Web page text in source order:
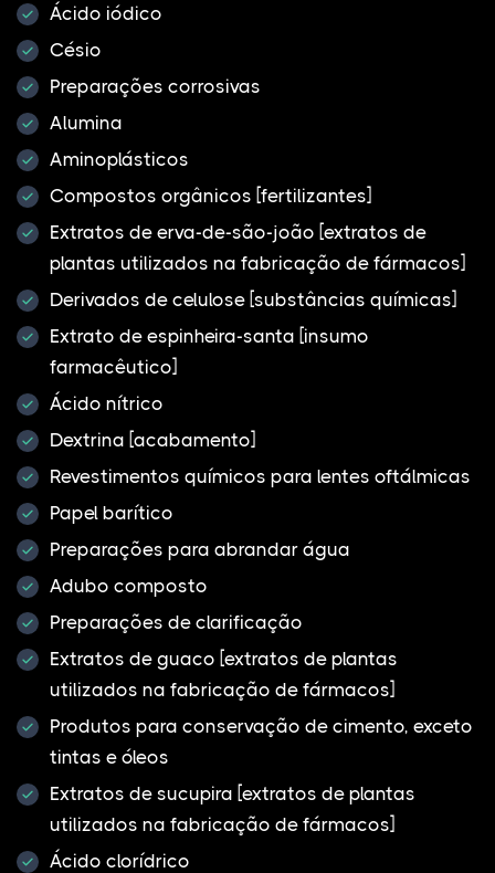
Ácido iódico
Césio
Preparações corrosivas
Alumina
Aminoplásticos
Compostos orgânicos [fertilizantes]
Extratos de erva-de-são-joão [extratos de
plantas utilizados na fabricação de fármacos]
Derivados de celulose [substâncias químicas]
Extrato de espinheira-santa [insumo
farmacêutico]
Ácido nítrico
Dextrina [acabamento]
Revestimentos químicos para lentes oftálmicas
Papel barítico
Preparações para abrandar água
Adubo composto
Preparações de clarificação
Extratos de guaco [extratos de plantas
utilizados na fabricação de fármacos]
Produtos para conservação de cimento, exceto
tintas e óleos
Extratos de sucupira [extratos de plantas
utilizados na fabricação de fármacos]
Ácido clorídrico